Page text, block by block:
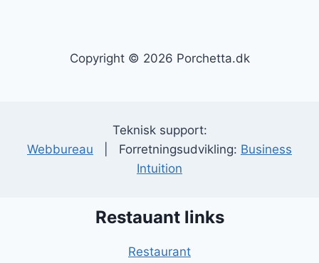
Copyright © 2026 Porchetta.dk
Teknisk support:
Webbureau | Forretningsudvikling: Business
Intuition
Restauant links
Restaurant